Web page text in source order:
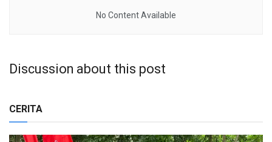
No Content Available
Discussion about this post
CERITA